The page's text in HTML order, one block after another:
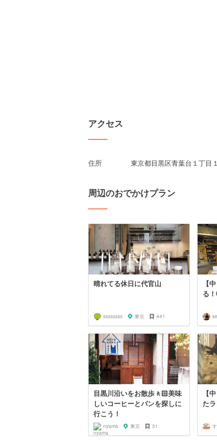
アクセス
住所 東京都目黒区青葉台１丁目
周辺のおでかけプラン
晴れてる休日に代官山
ssssssss 東京 441
【
る
目黒川沿いをお散歩🚶🏻美味
しいコーヒーとパンを探しに
行こう！
nyama 東京 31
【
た